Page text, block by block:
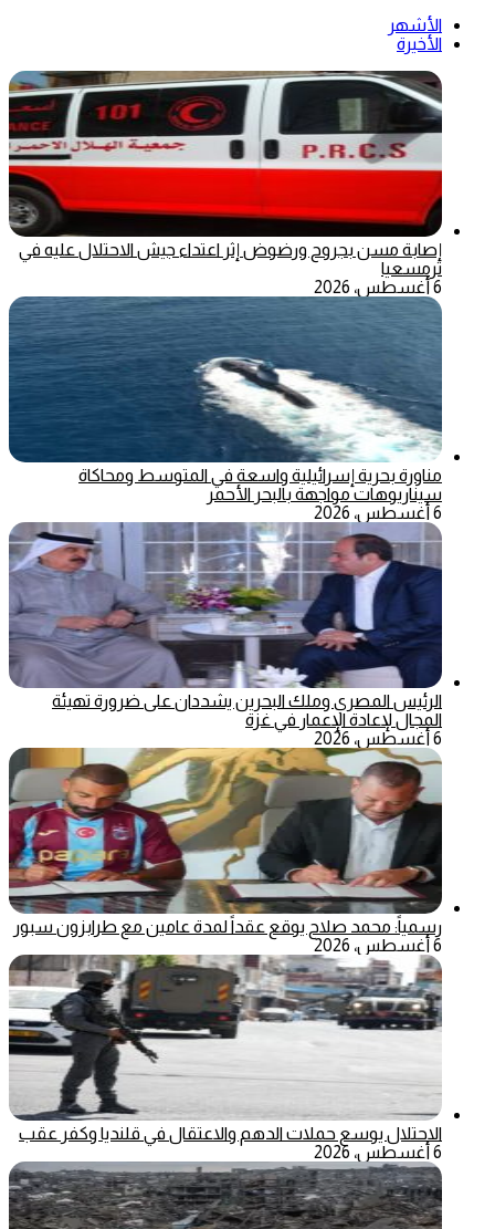
الأشهر
الأخيرة
إصابة مسن بجروح ورضوض إثر اعتداء جيش الاحتلال عليه في
ترمسعيا
6 أغسطس، 2026
مناورة بحرية إسرائيلية واسعة في المتوسط ومحاكاة
سيناريوهات مواجهة بالبحر الأحمر
6 أغسطس، 2026
الرئيس المصري وملك البحرين يشددان على ضرورة تهيئة
المجال لإعادة الإعمار في غزة
6 أغسطس، 2026
رسمياً: محمد صلاح يوقع عقداً لمدة عامين مع طرابزون سبور
6 أغسطس، 2026
الاحتلال يوسع حملات الدهم والاعتقال في قلنديا وكفر عقب
6 أغسطس، 2026